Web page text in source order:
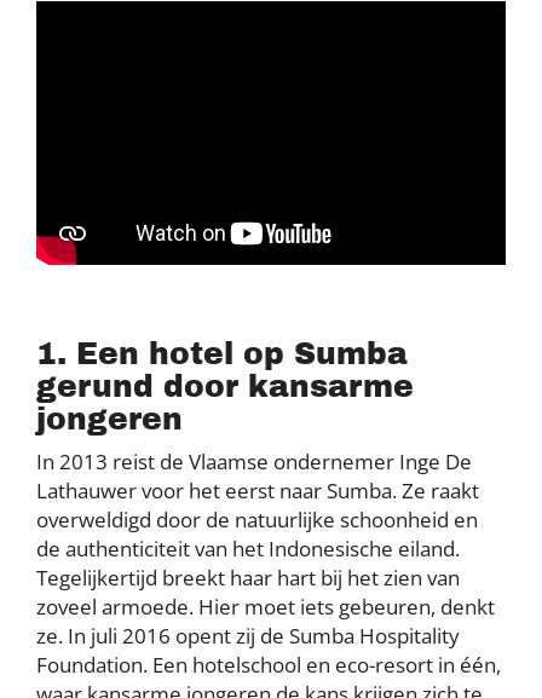
1. Een hotel op Sumba
gerund door kansarme
jongeren
In 2013 reist de Vlaamse ondernemer Inge De
Lathauwer voor het eerst naar Sumba. Ze raakt
overweldigd door de natuurlijke schoonheid en
de authenticiteit van het Indonesische eiland.
Tegelijkertijd breekt haar hart bij het zien van
zoveel armoede. Hier moet iets gebeuren, denkt
ze. In juli 2016 opent zij de Sumba Hospitality
Foundation. Een hotelschool en eco-resort in één,